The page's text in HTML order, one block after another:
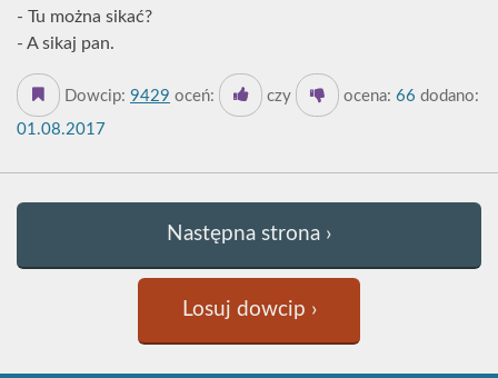
- Tu można sikać?
- A sikaj pan.
Dowcip: 9429 oceń: czy ocena: 66 dodano:
01.08.2017
Następna strona ›
Losuj dowcip ›